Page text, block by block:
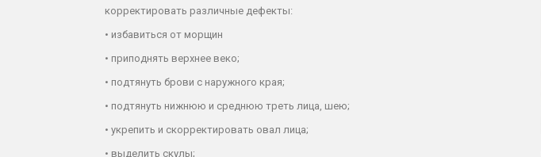
корректировать различные дефекты:
• избавиться от морщин
• приподнять верхнее веко;
• подтянуть брови с наружного края;
• подтянуть нижнюю и среднюю треть лица, шею;
• укрепить и скорректировать овал лица;
• выделить скулы;